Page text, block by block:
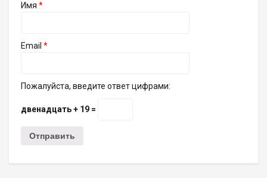
Имя *
Email *
Пожалуйста, введите ответ цифрами:
двенадцать + 19 =